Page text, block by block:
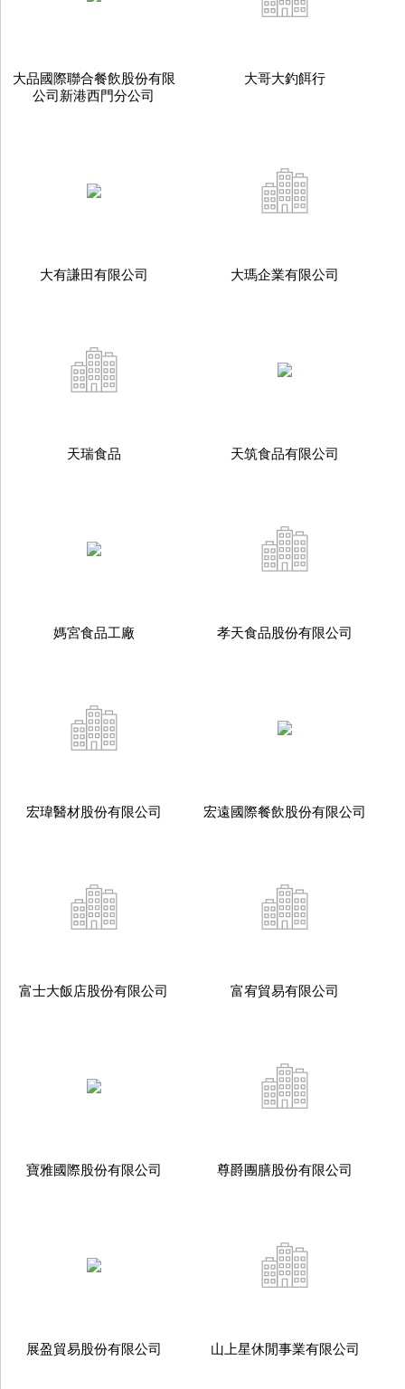
大品國際聯合餐飲股份有限
公司新港西門分公司
大哥大釣餌行
大有謙田有限公司 大瑪企業有限公司
天瑞食品 天筑食品有限公司
媽宮食品工廠 孝天食品股份有限公司
宏瑋醫材股份有限公司 宏遠國際餐飲股份有限公司
富士大飯店股份有限公司 富宥貿易有限公司
寶雅國際股份有限公司 尊爵團膳股份有限公司
展盈貿易股份有限公司 山上星休閒事業有限公司